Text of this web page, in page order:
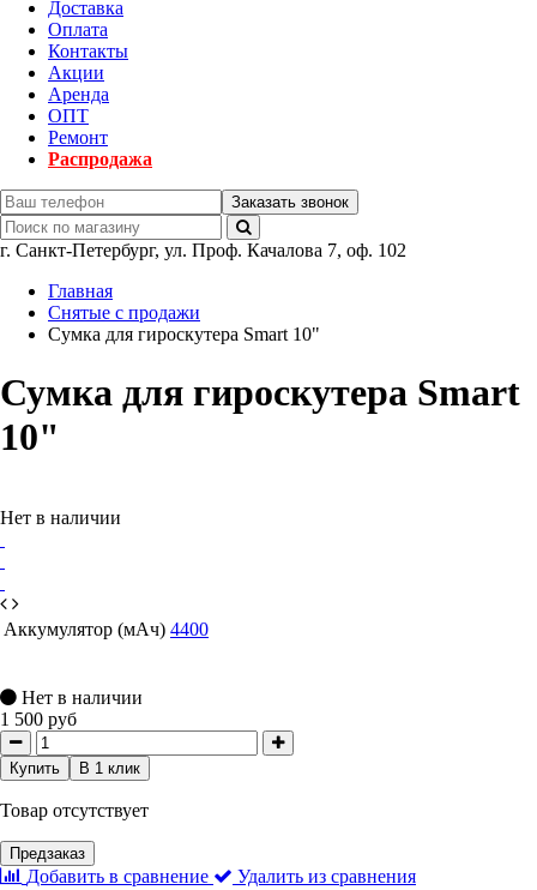
Доставка
Оплата
Контакты
Акции
Аренда
ОПТ
Ремонт
Распродажа
Заказать звонок
г. Санкт-Петербург, ул. Проф. Качалова 7, оф. 102
Главная
Снятые с продажи
Сумка для гироскутера Smart 10"
Сумка для гироскутера Smart
10"
Нет в наличии
Аккумулятор (мАч) 4400
Нет в наличии
1 500 руб
Купить В 1 клик
Товар отсутствует
Предзаказ
Добавить в сравнение
Удалить из сравнения